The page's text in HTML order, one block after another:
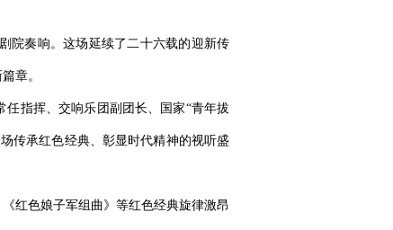
院奏响。这场延续了二十六载的迎新传
章。
指挥、交响乐团副团长、国家“青年拔
传承红色经典、彰显时代精神的视听盛
红色娘子军组曲》等红色经典旋律激昂